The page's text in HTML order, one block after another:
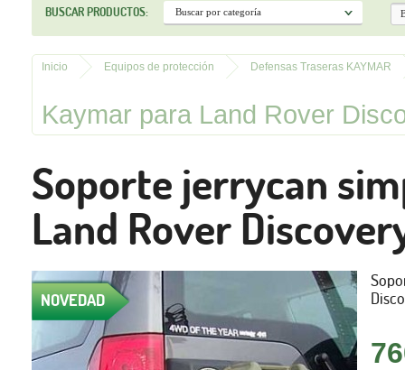
BUSCAR PRODUCTOS:
Inicio Equipos de protección Defensas Traseras KAYMAR
Kaymar para Land Rover
Soporte jerrycan
Land Rover
NOVEDAD